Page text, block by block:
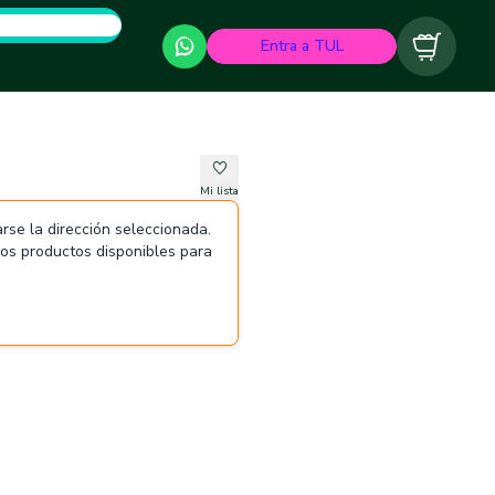
Entra a TUL Carrito
Mi lista
la dirección seleccionada.
productos disponibles para